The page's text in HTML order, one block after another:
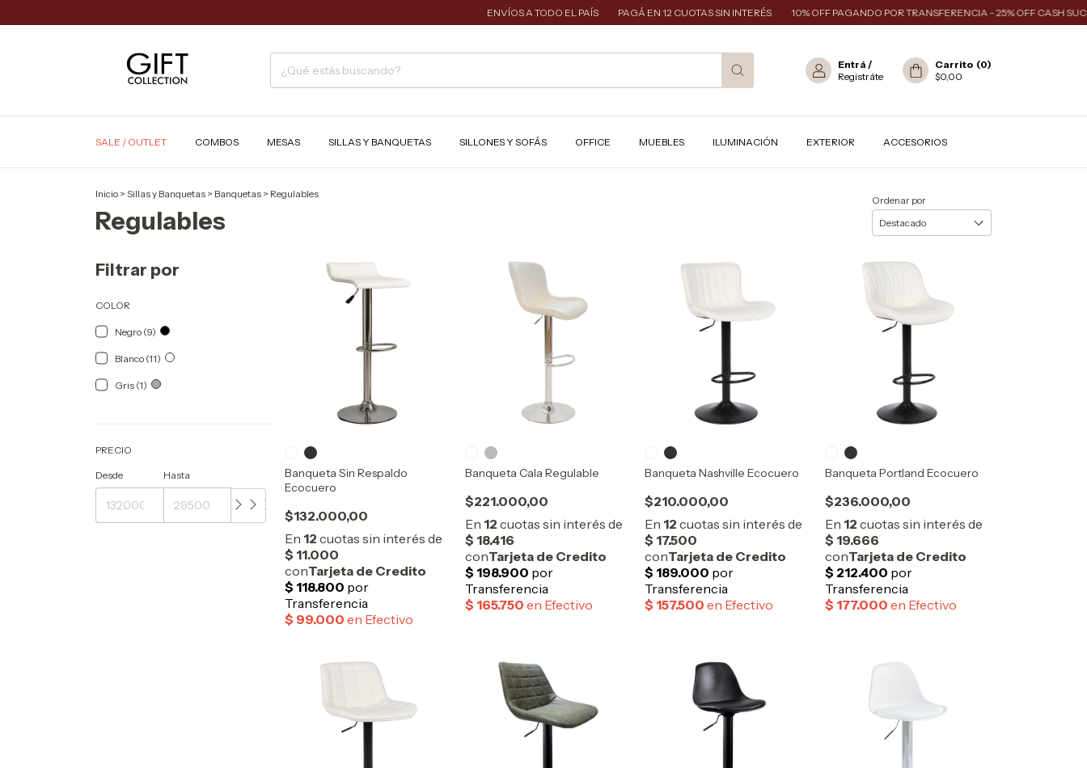
ENVÍOS A TODO EL PAÍS PAGÁ EN 12 CUOTAS SIN INTERÉS 10% OFF PAGANDO POR TRANSFERENCIA - 25% OFF CASH
Entrá /
Registráte
Carrito (0)
$0,00
SALE / OUTLET COMBOS MESAS SILLAS Y BANQUETAS SILLONES Y SOFÁS OFFICE MUEBLES ILUMINACIÓN EXTERIOR ACCESORIOS
Inicio > Sillas y Banquetas > Banquetas > Regulables
Regulables
Ordenar por
Filtrar por
COLOR
Negro (9)
Blanco (11)
Gris (1)
PRECIO
Desde Hasta
Banqueta Sin Respaldo
Ecocuero
$132.000,00
Banqueta Cala Regulable
$221.000,00
Banqueta Nashville Ecocuero
$210.000,00
Banqueta Portland Ecocuero
$236.000,00